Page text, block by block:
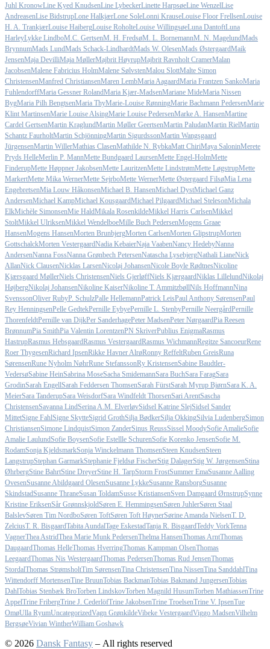
Juhl KronowLine Kyed KnudsenLine LybeckerLinette HarpsøeLine WenzelLise
AndreasenLise BidstrupLone HalkjærLone SoleLonni KrauseLouise Floor FrellsenLouise
H. A. TrankjærLouise HaibergLouise RoholteLouise WillingsøeLuna DantoftLuna
HarleyLykke LindboM.C. GertsenM. H. FredsøM. L. BornemannM. N. MagelundMads
BrynnumMads LundMads Schack-LindhardtMads W. OlesenMads ØstergaardMaik
JensenMaja DevilliMaja MøllerMajbrit HøyrupMajbrit Ravnholt CramerMalan
JacobsenMalene Fabricius HolmMalene SølvstenMalou SlottMalte Simon
ChristensenManfred ChristiansenMaren LembMaria AagaardMaria Frantzen SankoMaria
FuhlendorffMaria Gessner RolandMaria Kjær-MadsenMariane MideMaria Nissen
BygMaria Pilh BengtsenMaria ThyMarie-Louise RønningMarie Bachmann PedersenMarie
Klint MartinsenMarie Louise AlsingMarie Louise PedersenMarke A. HansenMartine
Cardel GertsenMartin KraglundMartin Møller GeertsenMartin PaludanMartin RielMartin
Schantz FaurholtMartin SchjönningMartin SigurdssonMartin Wangsgaard
JürgensenMartin WillerMathias ClasenMathilde N. RybkaMatt ChiriMaya SaloninMerete
Pryds HelleMerlin P. MannMette Bundgaard LaursenMette Engel-HolmMette
FinderupMette Høppner JakobsenMette LauritzenMette LindstrømMette LøgstrupMette
MarkertMette Mika WernerMette SejrboMette WernerMette Østergaard FilsøMia Lena
EngebretsenMia Louw HåkonsenMichael B. HansenMichael DystMichael Ganz
AndersenMichael KampMichael KousgaardMichael PilgaardMichael StelesonMichala
ElkMichèle SimonsenMie HaldMikala RosenkildeMikkel Harris CarlsenMikkel
StoltMikkel UlriksenMikkel WendelboeMille Buch PedersenMogens Graae
HansenMogens HansenMorten BrunbjergMorten CarlsenMorten GlipstrupMorten
GottschalckMorten VestergaardNadia KebaierNaja VaabenNancy HedebyNanna
AndersenNanna FossNanna Grønbech PetersenNatascha LysebjergNathali LianeNick
AllanNick ClausenNicklas LarsenNicolaj JohansenNicole Boyle RødtnesNicoline
Kjærsgaard MøllerNiels ChristensenNiels GjerløffNiels KjærgaardNiklas LillelundNikolaj
HøjbergNikolaj JohansenNikoline KaiserNikoline T. AmmitzbøllNils HoffmannNina
SvenssonOliver RubyP. SchulzPalle HellemannPatrick LeisPaul Anthony SørensenPaul
Rey HenningsenPelle GedtekPernille EybyePernille L. StenbyPernille NeergårdPernille
ThorenfeldtPernille van DijkPer SanderhagePeter MadsenPeter NørgaardPia Reesen
BrønnumPia SmithPia Valentin LorentzenPN SkriverPublius EnigmaRasmus
HastrupRasmus HebsgaardRasmus VestergaardRasmus WichmannRegitze SancoeurRene
Roer ThygesenRichard IpsenRikke Havner AlrøRonny ReffeltRuben GreisRuna
SørensenRune Nyholm NøhrRune StefanssonRy KristensenSabine Baudtler-
VedersøSabine HeinSabrina MoseSacha SmidemannSara BuchSara FaragSara
GrodinSarah EngellSarah Feddersen ThomsenSarah FürstSarah Myrup BjørnSara K. A.
MeierSara TanderupSara WeisdorfSara Windfeldt ThorsenSari ArentSascha
ChristensenSavanna LindSerina A.M. ElverløvSidsel Katrine SlejSidsel Sander
MittetSigne FahlSigne SkytteSigrid GrothSilja BødkerSilja OkkingSilvia LudenbergSimon
ChristiansenSimone LindquistSimon ZanderSinus ReussSissel MoodySofie AmalieSofie
Amalie LaulundSofie BoysenSofie Estellle SchurenSofie Korenko JensenSofie M.
RodamSonja KjeldsmarkSonja Winckelmann ThomsenSteen KnudsenSteen
LangstrupStephan GarmarkStephanie Fjeldsø FischerStig DalagerStig W. JørgensenStina
ØhrbergStine BahrtStine DreyerStine H. TarpStorm FrostSummer EmaSusanne Aalling
OvesenSusanne Abildgaard OlesenSusanne LykkeSusanne RansborgSusanne
SkindstadSusanne ThraneSusan ToldamSusse KristiansenSven Damgaard ØrnstrupSynne
Kristine EriksenSår GrønnskjoldSøren E. HemmingsenSøren JuhlerSøren Staal
BalslevSøren Tim NordboSøren ToftSøren Toft HøynerSørine Amanda NielsenT. D.
ZelciusT. R. BisgaardTabita AundalTage EskestadTanja R. BisgaardTeddy VorkTenna
VagnerThea AstridThea Marie Munk PedersenThelma HansenThomas ArntThomas
DaugaardThomas HelleThomas HverringThomas Kampman OlsenThomas
LeegaardThomas Nis WestergaardThomas PedersenThomas Rud JensenThomas
StordalThomas StrømsholtTim SørensenTina ChristensenTina NissenTina SanddahlTina
Wittendorff MortensenTine BruunTobias BackmanTobias Bakmand JungersenTobias
DahlTobias Stenbæk BroTorben LindskovTorben Magnild HusumTorben MathiassenTrine
AppelTrine FribergTrine J. CederlöfTrine JakobsenTrine TroelsenTrine V. IpsenTue
OmøUlla RyumUncategorizedVagn GrønkildeVibeke VestergaardViggo MadsenVilhelm
BergsøeVivian WintherWilliam Goshawk
© 2026 Dansk Fantasy – All rights reserved